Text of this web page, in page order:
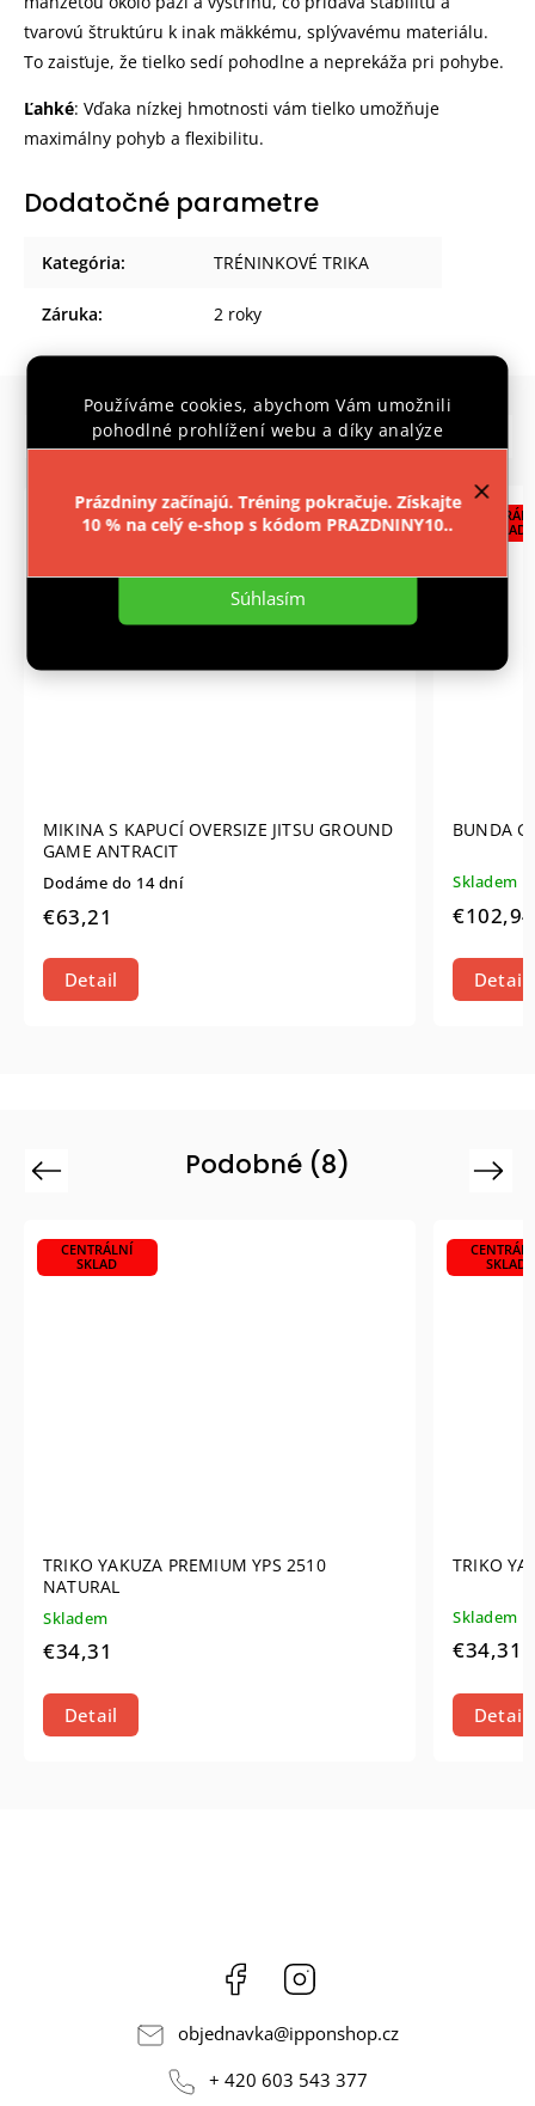
Používáme cookies, abychom Vám umožnili
pohodlné prohlížení webu a díky analýze
provozu webu neustále zlepšovali jeho funkce,
Nastavenie
Súhlasím
Prázdniny začínajú. Tréning pokračuje. Získajte
10 % na celý e-shop s kódom PRAZDNINY10..
tvarovú štruktúru k inak mäkkému, splývavému materiálu.
To zaisťuje, že tielko sedí pohodlne a neprekáža pri pohybe.
Ľahké: Vďaka nízkej hmotnosti vám tielko umožňuje
maximálny pohyb a flexibilitu.
Dodatočné parametre
Kategória: TRÉNINKOVÉ TRIKA
Záruka: 2 roky
Súvisiaci tovar
MIKINA S KAPUCÍ OVERSIZE JITSU GROUND
GAME ANTRACIT
Dodáme do 14 dní
€63,21
Detail
SKLAD
BUNDA
Skladem
€102,94
Detail
Podobné (8)
Previous
CENTRÁLNÍ
SKLAD
TRIKO YAKUZA PREMIUM YPS 2510
NATURAL
Skladem
€34,31
Detail
SKLAD
TRIKO
Skladem
€34,31
Detail
Next
Facebook
objednavka@ipponshop.cz
+ 420 603 543 377